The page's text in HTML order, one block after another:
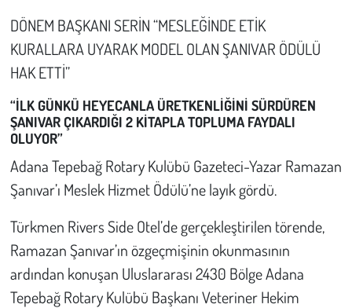
DÖNEM BAŞKANI SERİN “MESLEĞİNDE ETİK
KURALLARA UYARAK MODEL OLAN ŞANIVAR ÖDÜLÜ
HAK ETTİ”
“İLK GÜNKÜ HEYECANLA ÜRETKENLİĞİNİ SÜRDÜREN
ŞANIVAR ÇIKARDIĞI 2 KİTAPLA TOPLUMA FAYDALI
OLUYOR”
Adana Tepebağ Rotary Kulübü Gazeteci-Yazar Ramazan
Şanıvar’ı Meslek Hizmet Ödülü’ne layık gördü.
Türkmen Rivers Side Otel’de gerçekleştirilen törende,
Ramazan Şanıvar’ın özgeçmişinin okunmasının
ardından konuşan Uluslararası 2430 Bölge Adana
Tepebağ Rotary Kulübü Başkanı Veteriner Hekim
İnsan Hakları
Hayvan Hakları
Çevre
Galeri
Günün İçinden
Vefat İlanları
Tarih
Hukuk